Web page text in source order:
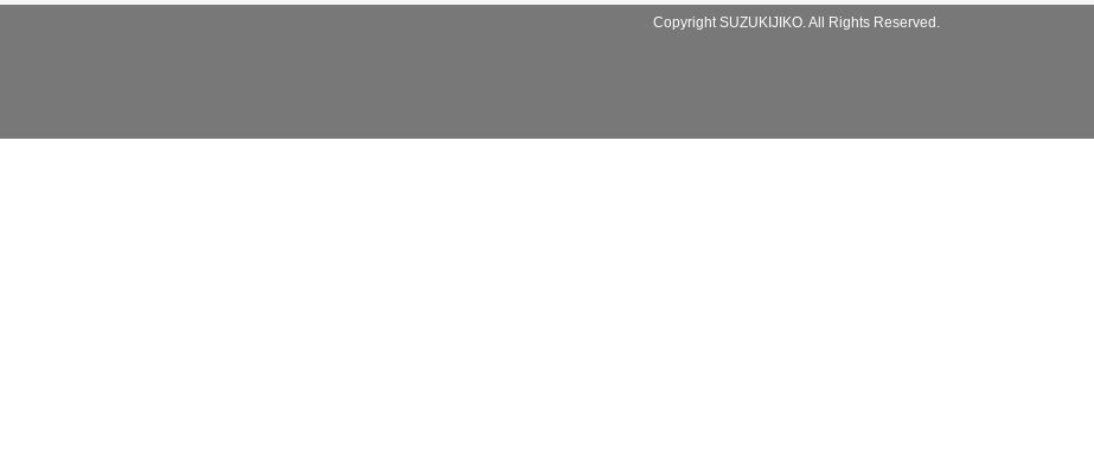
Copyright SUZUKIJIKO. All Rights Reserved.